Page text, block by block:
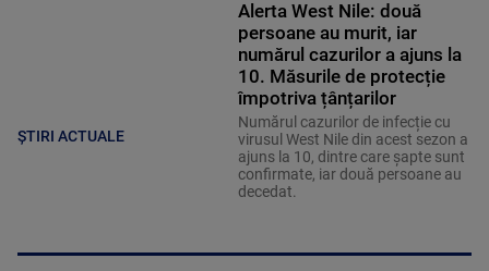
ȘTIRI ACTUALE
Alerta West Nile: două
persoane au murit, iar
numărul cazurilor a ajuns la
10. Măsurile de protecție
împotriva țânțarilor
Numărul cazurilor de infecție cu
virusul West Nile din acest sezon a
ajuns la 10, dintre care șapte sunt
confirmate, iar două persoane au
decedat.